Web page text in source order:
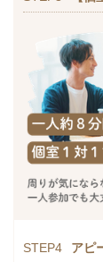
STEP4 アピ